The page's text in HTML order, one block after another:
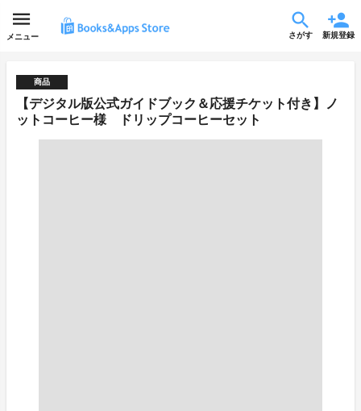
メニュー さがす 新規登録
商品
【デジタル版公式ガイドブック＆応援チケット付き】ノ
ットコーヒー様 ドリップコーヒーセット